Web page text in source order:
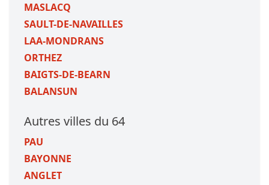
MASLACQ
SAULT-DE-NAVAILLES
LAA-MONDRANS
ORTHEZ
BAIGTS-DE-BEARN
BALANSUN
Autres villes du 64
PAU
BAYONNE
ANGLET